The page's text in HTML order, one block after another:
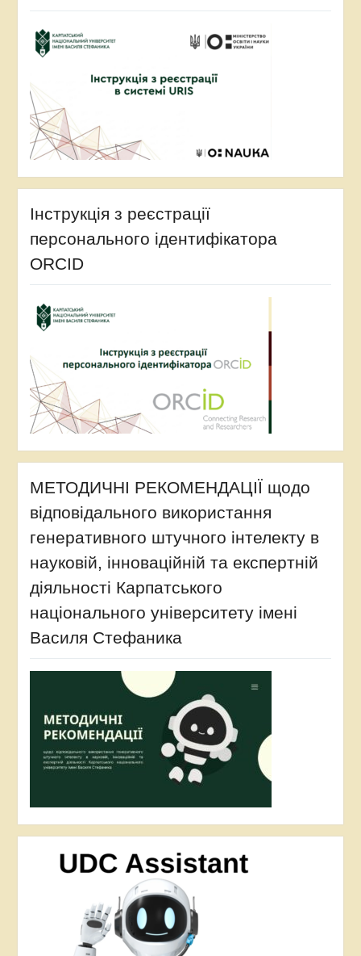
Інструкція з реєстрації
персонального ідентифікатора
ORCID
МЕТОДИЧНІ РЕКОМЕНДАЦІЇ щодо
відповідального використання
генеративного штучного інтелекту в
науковій, інноваційній та експертній
діяльності Карпатського
національного університету імені
Василя Стефаника